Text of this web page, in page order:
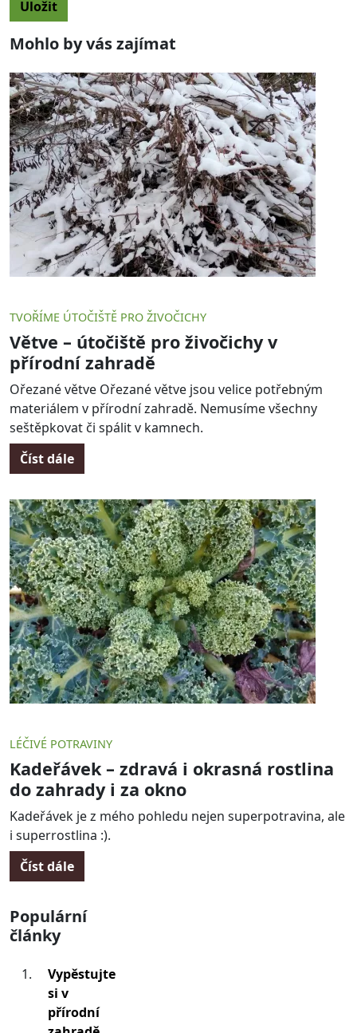
Mohlo by vás zajímat
TVOŘÍME ÚTOČIŠTĚ PRO ŽIVOČICHY
Větve – útočiště pro živočichy v
přírodní zahradě
Ořezané větve Ořezané větve jsou velice potřebným
materiálem v přírodní zahradě. Nemusíme všechny
seštěpkovat či spálit v kamnech.
Číst dále
LÉČIVÉ POTRAVINY
Kadeřávek – zdravá i okrasná rostlina
do zahrady i za okno
Kadeřávek je z mého pohledu nejen superpotravina, ale
i superrostlina :).
Číst dále
Populární
články
Vypěstujte
si v
přírodní